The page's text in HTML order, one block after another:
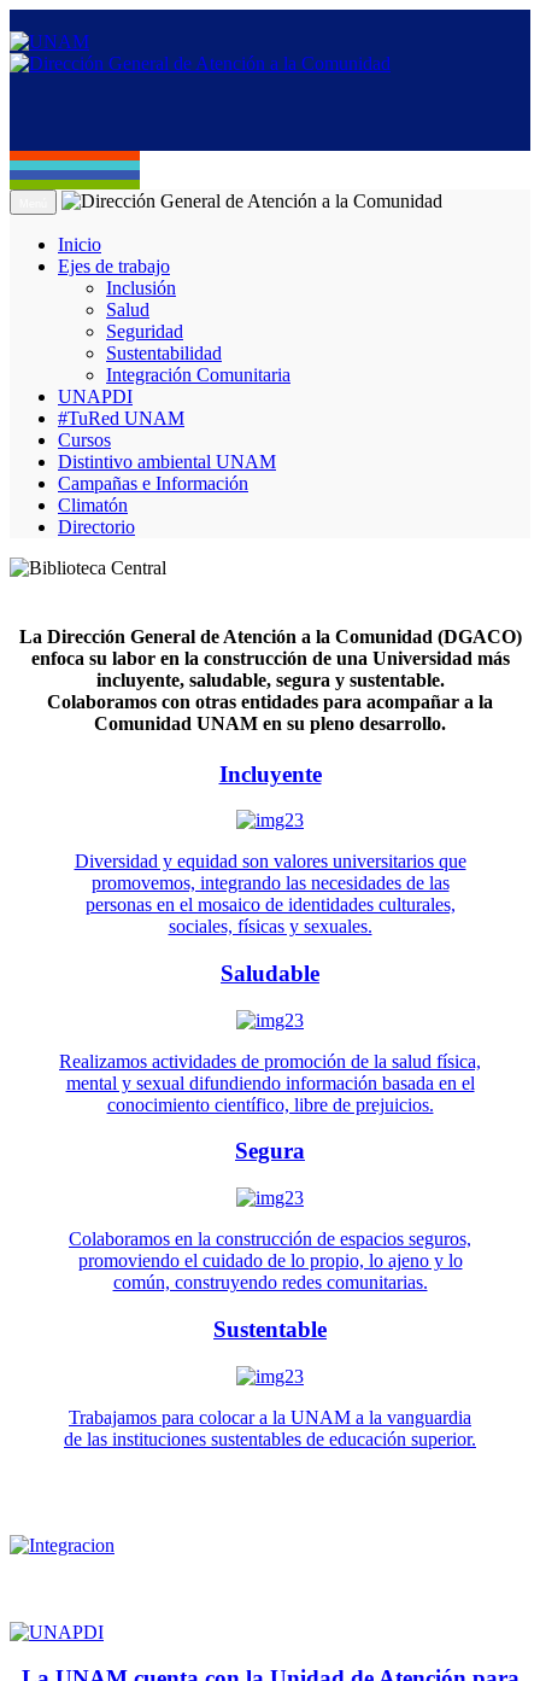
Inicio
Ejes de trabajo
Inclusión
Salud
Seguridad
Sustentabilidad
Integración Comunitaria
UNAPDI
#TuRed UNAM
Cursos
Distintivo ambiental UNAM
Campañas e Información
Climatón
Directorio
La Dirección General de Atención a la Comunidad (DGACO)
enfoca su labor en la construcción de una Universidad más
incluyente, saludable, segura y sustentable.
Colaboramos con otras entidades para acompañar a la
Comunidad UNAM en su pleno desarrollo.
Incluyente
Diversidad y equidad son valores universitarios que
promovemos, integrando las necesidades de las
personas en el mosaico de identidades culturales,
sociales, físicas y sexuales.
Saludable
Realizamos actividades de promoción de la salud física,
mental y sexual difundiendo información basada en el
conocimiento científico, libre de prejuicios.
Segura
Colaboramos en la construcción de espacios seguros,
promoviendo el cuidado de lo propio, lo ajeno y lo
común, construyendo redes comunitarias.
Sustentable
Trabajamos para colocar a la UNAM a la vanguardia
de las instituciones sustentables de educación superior.